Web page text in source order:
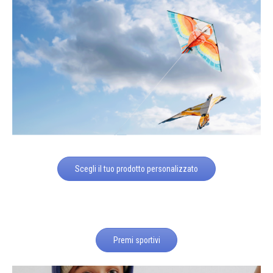
Scegli il tuo prodotto personalizzato
Premi sportivi